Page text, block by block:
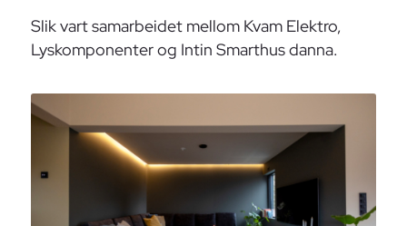
Slik vart samarbeidet mellom Kvam Elektro,
Lyskomponenter og Intin Smarthus danna.